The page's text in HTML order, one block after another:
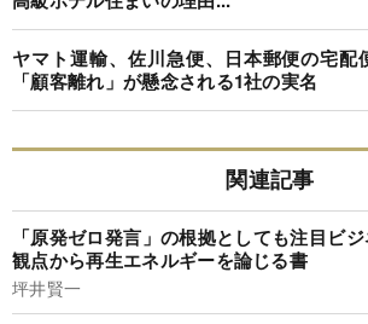
ヤマト運輸、佐川急便、日本郵便の宅配
「顧客離れ」が懸念される1社の実名
関連記事
「原発ゼロ発言」の根拠としても注目ビ
観点から再生エネルギーを論じる書
坪井賢一